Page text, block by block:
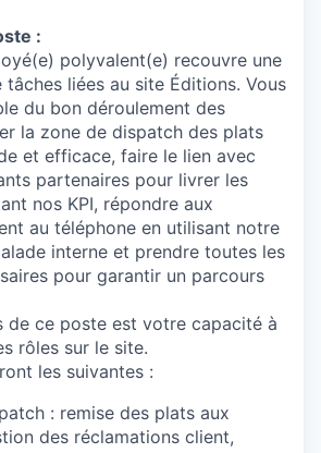
:
polyvalent(e) recouvre une
tâches liées au site Éditions. Vous
du bon déroulement des
la zone de dispatch des plats
et efficace, faire le lien avec
partenaires pour livrer les
nos KPI, répondre aux
au téléphone en utilisant notre
interne et prendre toutes les
pour garantir un parcours
de ce poste est votre capacité à
rôles sur le site.
les suivantes :
: remise des plats aux
des réclamations client,